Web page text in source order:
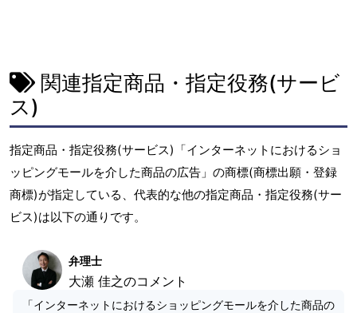
関連指定商品・指定役務(サービ
ス)
指定商品・指定役務(サービス)「インターネットにおけるショ
ッピングモールを介した商品の広告」の商標(商標出願・登録
商標)が指定している、代表的な他の指定商品・指定役務(サー
ビス)は以下の通りです。
弁理士
大瀬 佳之のコメント
「インターネットにおけるショッピングモールを介した商品の